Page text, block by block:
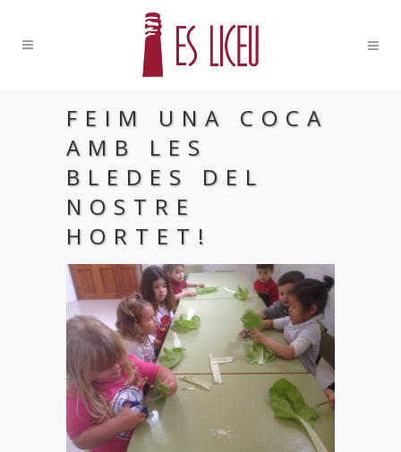
FEIM UNA COCA
AMB LES
BLEDES DEL
NOSTRE
HORTET!